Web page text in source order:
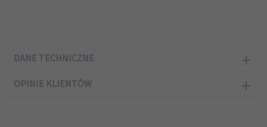
DANE TECHNICZNE
OPINIE KLIENTÓW